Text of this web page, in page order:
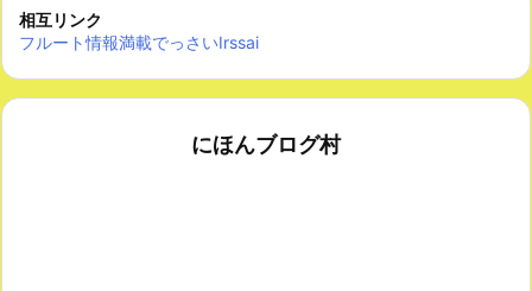
相互リンク
フルート情報満載でっさいIrssai
にほんブログ村